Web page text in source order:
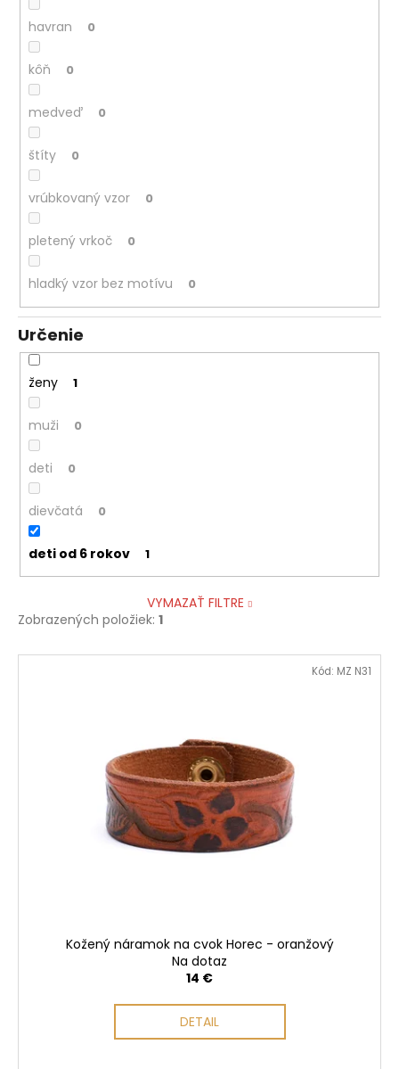
havran 0
kôň 0
medveď 0
štíty 0
vrúbkovaný vzor 0
pletený vrkoč 0
hladký vzor bez motívu 0
Určenie
ženy 1
muži 0
deti 0
dievčatá 0
deti od 6 rokov 1
VYMAZAŤ FILTRE
Zobrazených položiek: 1
V
Kožený náramok na cvok Horec - oranžový
Na dotaz
14 €
DETAIL
Kód: MZ N31